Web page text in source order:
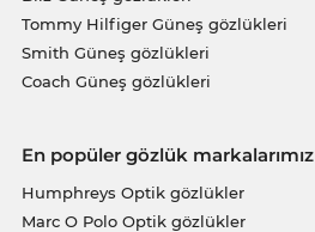
Tommy Hilfiger Güneş gözlükleri
Smith Güneş gözlükleri
Coach Güneş gözlükleri
En popüler gözlük markalarımız
Humphreys Optik gözlükler
Marc O Polo Optik gözlükler